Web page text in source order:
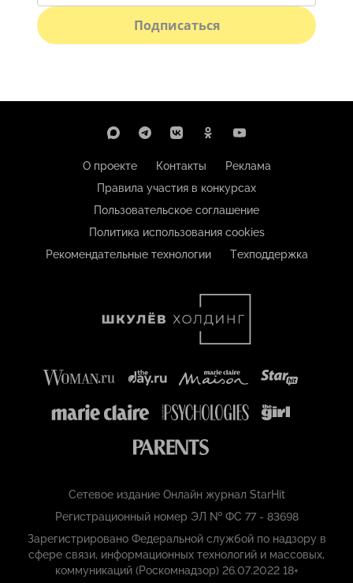
Подписаться
О проекте Контакты
Реклама
Правила участия в конкурсах
Пользовательское соглашение
Политика использования cookies
Рекомендательные технологии
Техподдержка
Сетевое издание Онлайн журнал StarHit
Регистрационный номер ЭЛ № ФС 77 - 83698
Зарегистрировано Федеральной службой по надзору в
сфере связи, информационных технологий и массовых,
коммуникаций (Роскомнадзор) 26.07.2022 18+